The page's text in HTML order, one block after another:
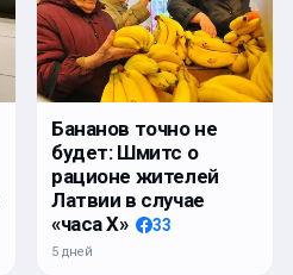
Бананов точно не
будет: Шмитс о
рационе жителей
Латвии в случае
«часа Х»
33
5 дней